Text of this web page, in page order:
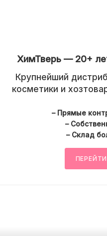
ХимТверь — 20+
Крупнейший
косметики и
– Прямые
–
– Склад